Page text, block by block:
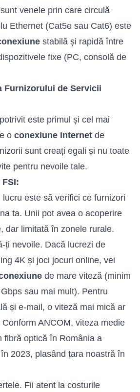
venele prin care circulă
Ethernet (Cat5e sau Cat6) este
stabilă și rapidă între
fixe (PC, consolă de
Furnizorului de Servicii
este primul și cel mai
o conexiune internet de
sunt creați egali și nu toate
pentru nevoile tale.
lucru este să verifici ce furnizori
ta. Unii pot avea o acoperire
dar limitată în zonele rurale.
ți nevoile. Dacă lucrezi de
4K și joci jocuri online, vei
de mare viteză (minim
sau mai mult). Pentru
și e-mail, o viteză mai mică ar
ANCOM, viteza medie
fibră optică în România a
2023, plasând țara noastră în
Fii atent la costurile